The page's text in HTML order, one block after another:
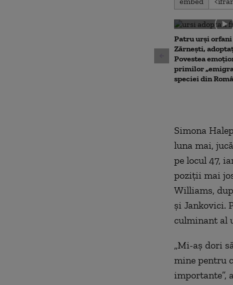
seconds
0
secondsVolume
90%
Patru urși
Zărnești,
Povestea
primilor
speciei din
Simona
luna mai,
pe locul 47,
poziții mai
Williams,
și Jankovici.
culminant al
„Mi-aș dori
mine pentru
importante”,